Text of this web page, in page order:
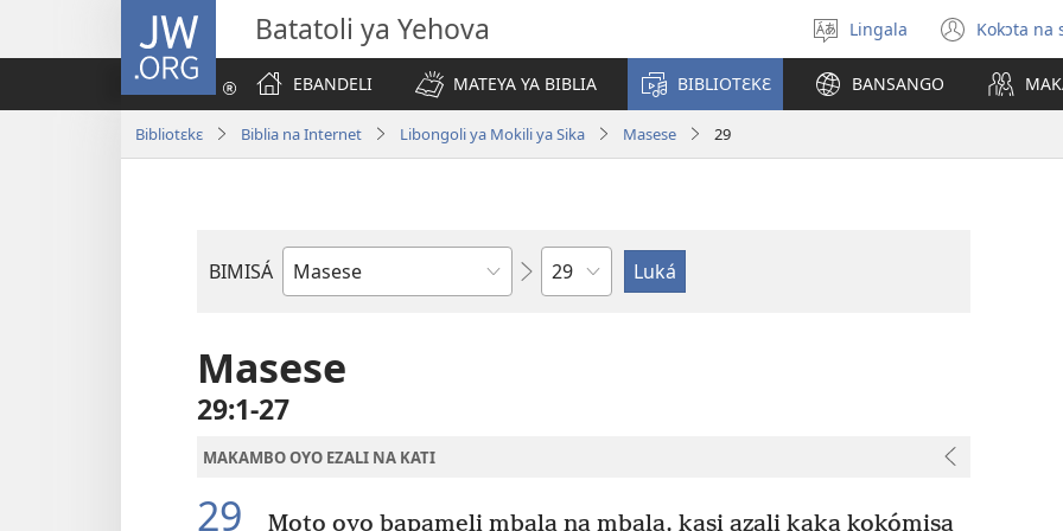
JW.ORG Batatoli ya Yehova
Poná
monɔkɔ
Lingala Kokɔta na
EBANDELI
MATEYA YA BIBLIA BIBLIOTƐKƐ BANSANGO
Bibliotɛkɛ Biblia na Internet Libongoli ya Mokili ya Sika Masese 29
BIMISÁ
Mokanda
Mokapo
Masese
29:1-27
MAKAMBO OYO EZALI NA KATI
29
Moto oyo bapameli mbala na mbala, kasi azali kaka kokómisa